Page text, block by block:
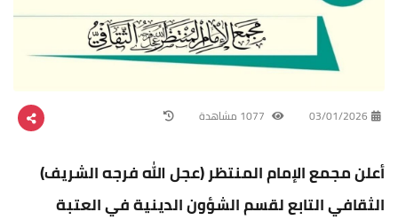
03/01/2026
أعلن مجمع الإمام المنتظر (عجل الله فرجه الشريف)
الثقافي التابع لقسم الشؤون الدينية في العتبة